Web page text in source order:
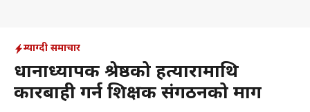
म्याग्दी समाचार
प्रधानाध्यापक श्रेष्ठको हत्यारामाथि
कारबाही गर्न शिक्षक संगठनको माग